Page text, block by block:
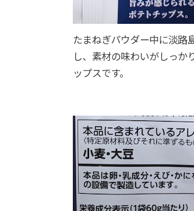
たまねぎパウダー中に淡路
し、素材の味わいがしっか
ップスです。